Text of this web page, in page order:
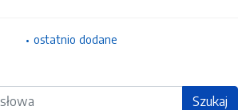
ostatnio dodane
Szukaj